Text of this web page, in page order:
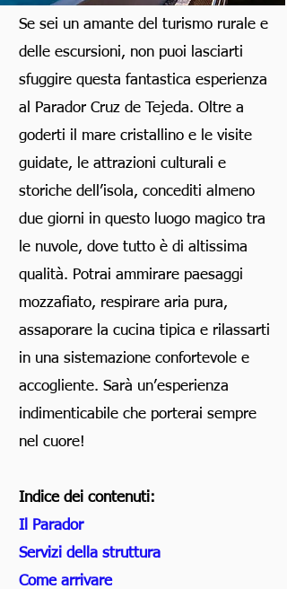
Se sei un amante del turismo rurale e
delle escursioni, non puoi lasciarti
sfuggire questa fantastica esperienza
al
Parador Cruz de Tejeda. Oltre a
goderti il mare cristallino e le visite
guidate, le attrazioni culturali e
storiche dell’isola, concediti almeno
due giorni in questo luogo magico tra
le nuvole, dove tutto è di altissima
qualità. Potrai ammirare paesaggi
mozzafiato, respirare aria pura,
assaporare la cucina tipica e rilassarti
in una sistemazione confortevole e
accogliente. Sarà un’esperienza
indimenticabile che porterai sempre
nel cuore!
Indice dei contenuti:
Il Parador
Servizi della struttura
Come arrivare